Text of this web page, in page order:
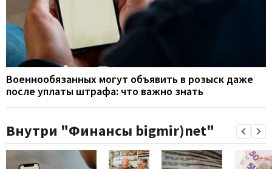
Военнообязанных могут объявить в розыск даже
после уплаты штрафа: что важно знать
Внутри "Финансы bigmir)net"